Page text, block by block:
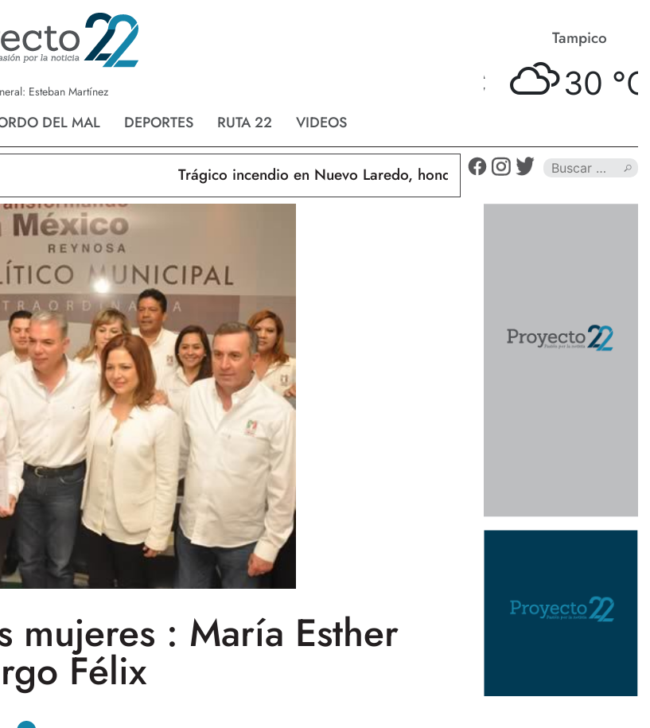
Esteban Martínez
DEL MAL DEPORTES RUTA 22 VIDEOS
Nvo. Laredo Tampico
30 ° C
Trágico incendio en Nuevo Laredo, hondureño muere calcinado
mujeres : María Esther
Félix